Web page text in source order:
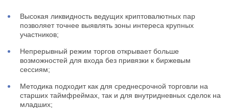
Высокая ликвидность ведущих криптовалютных пар
позволяет точнее выявлять зоны интереса крупных
участников;
Непрерывный режим торгов открывает больше
возможностей для входа без привязки к биржевым
сессиям;
Методика подходит как для среднесрочной торговли на
старших таймфреймах, так и для внутридневных сделок на
младших;